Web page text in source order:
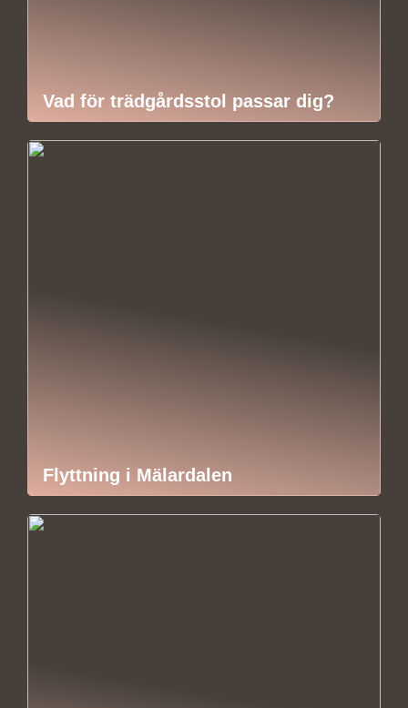
Vad för trädgårdsstol passar dig?
Flyttning i Mälardalen